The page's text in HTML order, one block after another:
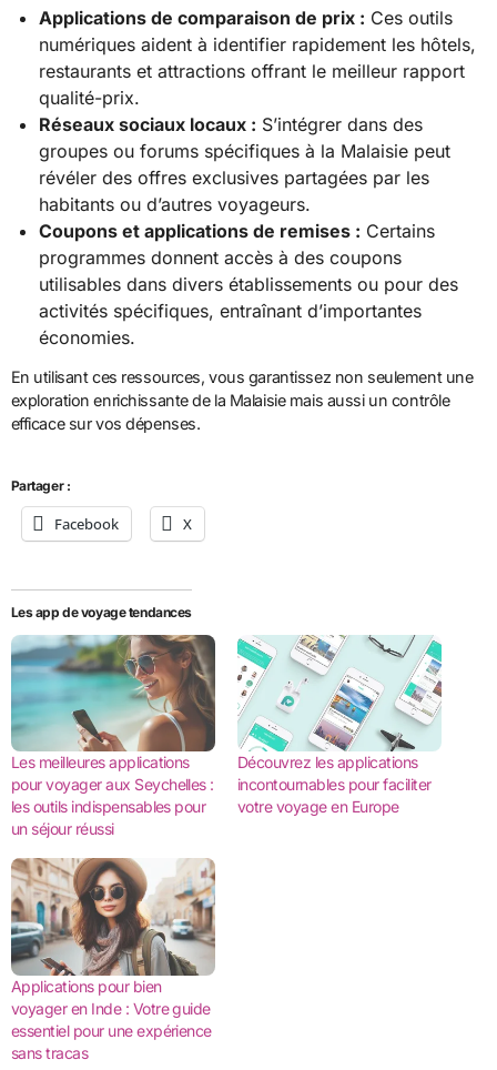
Applications de comparaison de prix : Ces outils
numériques aident à identifier rapidement les hôtels,
restaurants et attractions offrant le meilleur rapport
qualité-prix.
Réseaux sociaux locaux : S’intégrer dans des
groupes ou forums spécifiques à la Malaisie peut
révéler des offres exclusives partagées par les
habitants ou d’autres voyageurs.
Coupons et applications de remises : Certains
programmes donnent accès à des coupons
utilisables dans divers établissements ou pour des
activités spécifiques, entraînant d’importantes
économies.
En utilisant ces ressources, vous garantissez non seulement une
exploration enrichissante de la Malaisie mais aussi un contrôle
efficace sur vos dépenses.
Partager :
Facebook X
Les app de voyage tendances
Les meilleures applications
pour voyager aux Seychelles :
les outils indispensables pour
un séjour réussi
Découvrez les applications
incontournables pour faciliter
votre voyage en Europe
Applications pour bien
voyager en Inde : Votre guide
essentiel pour une expérience
sans tracas